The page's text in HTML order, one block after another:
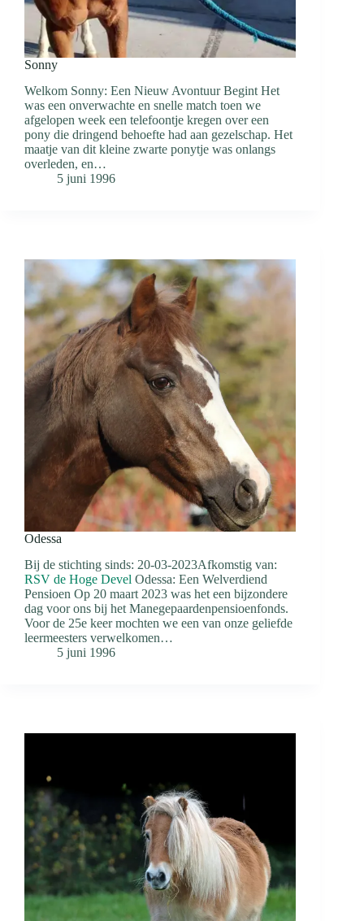
Sonny
Welkom Sonny: Een Nieuw Avontuur Begint Het
was een onverwachte en snelle match toen we
afgelopen week een telefoontje kregen over een
pony die dringend behoefte had aan gezelschap. Het
maatje van dit kleine zwarte ponytje was onlangs
overleden, en…
5 juni 1996
Odessa
Bij de stichting sinds: 20-03-2023Afkomstig van:
RSV de Hoge Devel Odessa: Een Welverdiend
Pensioen Op 20 maart 2023 was het een bijzondere
dag voor ons bij het Manegepaardenpensioenfonds.
Voor de 25e keer mochten we een van onze geliefde
leermeesters verwelkomen…
5 juni 1996